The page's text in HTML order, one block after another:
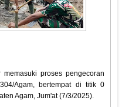
proses pengecoran
Agam, bertempat di titik 0
Agam, Jum'at (7/3/2025).